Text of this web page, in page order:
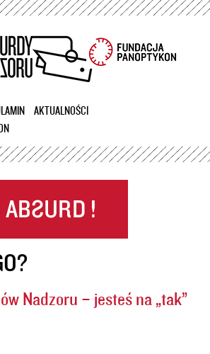
Przejdź
treści
AKTUALNOŚCI
Nadzoru – jesteś na „tak”